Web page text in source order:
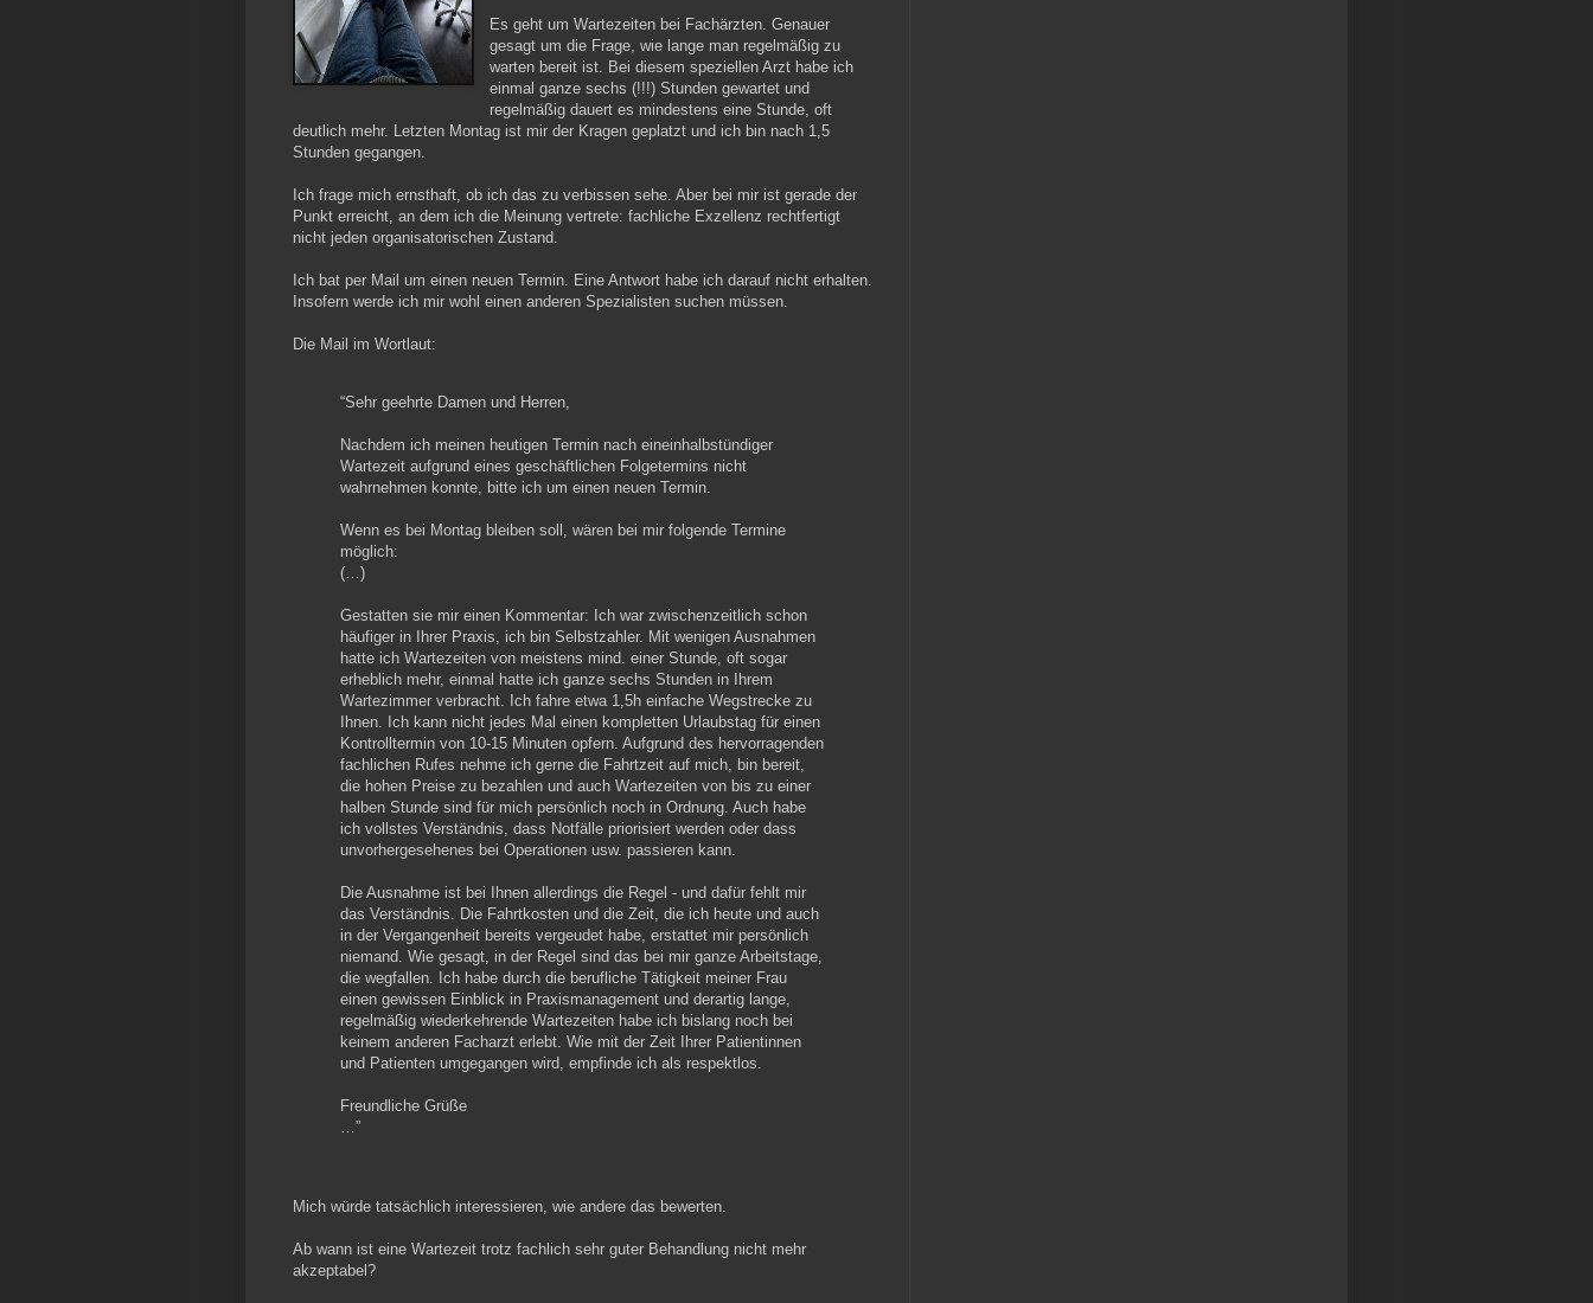
Es geht um Wartezeiten bei Fachärzten. Genauer
gesagt um die Frage, wie lange man regelmäßig zu
warten bereit ist. Bei diesem speziellen Arzt habe ich
einmal ganze sechs (!!!) Stunden gewartet und
regelmäßig dauert es mindestens eine Stunde, oft
deutlich mehr. Letzten Montag ist mir der Kragen geplatzt und ich bin nach 1,5
Stunden gegangen.
Ich frage mich ernsthaft, ob ich das zu verbissen sehe. Aber bei mir ist gerade der
Punkt erreicht, an dem ich die Meinung vertrete: fachliche Exzellenz rechtfertigt
nicht jeden organisatorischen Zustand.
Ich bat per Mail um einen neuen Termin. Eine Antwort habe ich darauf nicht erhalten.
Insofern werde ich mir wohl einen anderen Spezialisten suchen müssen.
Die Mail im Wortlaut:
“Sehr geehrte Damen und Herren,
Nachdem ich meinen heutigen Termin nach eineinhalbstündiger
Wartezeit aufgrund eines geschäftlichen Folgetermins nicht
wahrnehmen konnte, bitte ich um einen neuen Termin.
Wenn es bei Montag bleiben soll, wären bei mir folgende Termine
möglich:
(…)
Gestatten sie mir einen Kommentar: Ich war zwischenzeitlich schon
häufiger in Ihrer Praxis, ich bin Selbstzahler. Mit wenigen Ausnahmen
hatte ich Wartezeiten von meistens mind. einer Stunde, oft sogar
erheblich mehr, einmal hatte ich ganze sechs Stunden in Ihrem
Wartezimmer verbracht. Ich fahre etwa 1,5h einfache Wegstrecke zu
Ihnen. Ich kann nicht jedes Mal einen kompletten Urlaubstag für einen
Kontrolltermin von 10-15 Minuten opfern. Aufgrund des hervorragenden
fachlichen Rufes nehme ich gerne die Fahrtzeit auf mich, bin bereit,
die hohen Preise zu bezahlen und auch Wartezeiten von bis zu einer
halben Stunde sind für mich persönlich noch in Ordnung. Auch habe
ich vollstes Verständnis, dass Notfälle priorisiert werden oder dass
unvorhergesehenes bei Operationen usw. passieren kann.
Die Ausnahme ist bei Ihnen allerdings die Regel - und dafür fehlt mir
das Verständnis. Die Fahrtkosten und die Zeit, die ich heute und auch
in der Vergangenheit bereits vergeudet habe, erstattet mir persönlich
niemand. Wie gesagt, in der Regel sind das bei mir ganze Arbeitstage,
die wegfallen. Ich habe durch die berufliche Tätigkeit meiner Frau
einen gewissen Einblick in Praxismanagement und derartig lange,
regelmäßig wiederkehrende Wartezeiten habe ich bislang noch bei
keinem anderen Facharzt erlebt. Wie mit der Zeit Ihrer Patientinnen
und Patienten umgegangen wird, empfinde ich als respektlos.
Freundliche Grüße
…”
Mich würde tatsächlich interessieren, wie andere das bewerten.
Ab wann ist eine Wartezeit trotz fachlich sehr guter Behandlung nicht mehr
akzeptabel?